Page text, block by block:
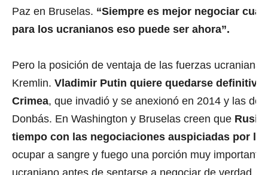
Paz en Bruselas. “Siempre es mejor negociar
para los ucranianos eso puede ser ahora”.
Pero la posición de ventaja de las fuerzas
Kremlin. Vladimir Putin quiere quedarse
Crimea, que invadió y se anexionó en 2014 y las
Donbás. En Washington y Bruselas creen que Rusia
tiempo con las negociaciones auspiciadas por
ocupar a sangre y fuego una porción muy
ucraniano antes de sentarse a negociar de verdad.